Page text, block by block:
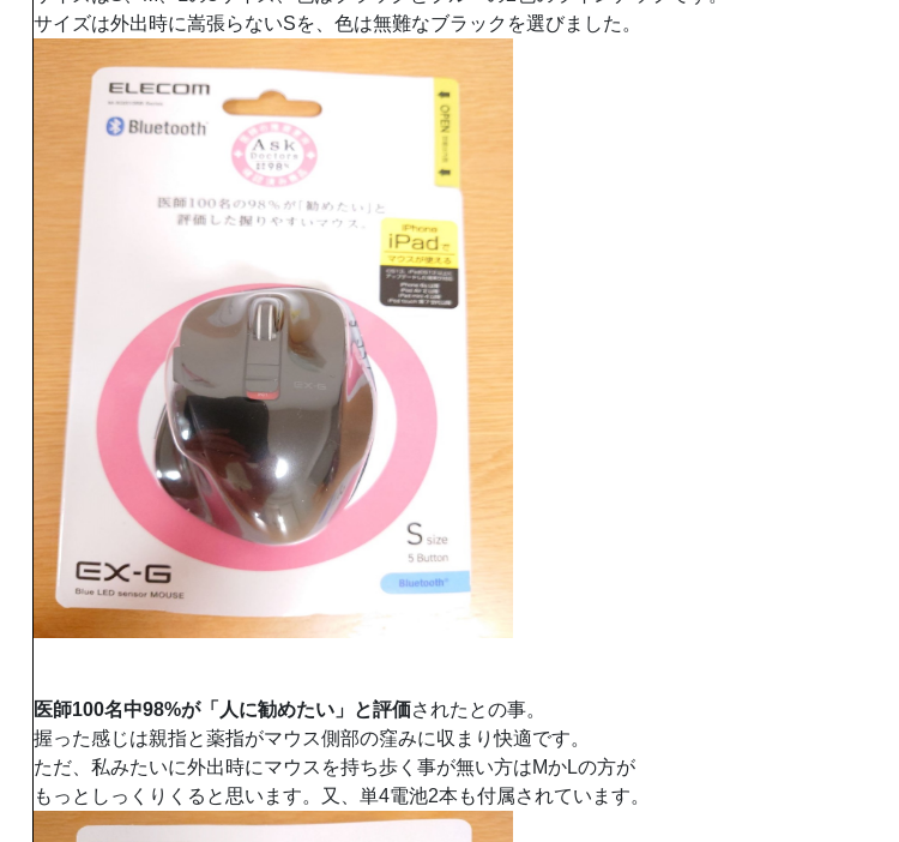
サイズは外出時に嵩張らないSを、色は無難なブラックを選びました。
医師100名中98%が「人に勧めたい」と評価されたとの事。
握った感じは親指と薬指がマウス側部の窪みに収まり快適です。
ただ、私みたいに外出時にマウスを持ち歩く事が無い方はMかLの方が
もっとしっくりくると思います。又、単4電池2本も付属されています。